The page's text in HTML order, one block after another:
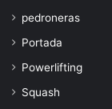
pedroneras
Portada
Powerlifting
Squash